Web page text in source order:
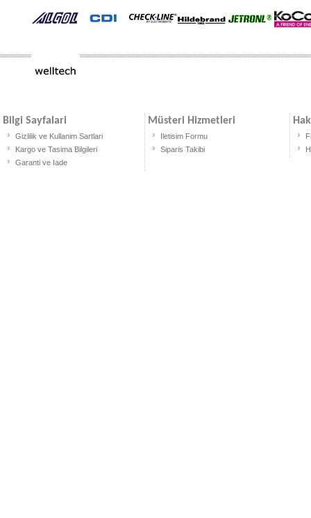
Bilgi Sayfalari
Gizlilik ve Kullanim Sartlari
Kargo ve Tasima Bilgileri
Garanti ve Iade
Müsteri Hizmetleri
Iletisim Formu
Siparis Takibi